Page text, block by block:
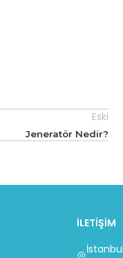
Eski
Jeneratör Nedir?
İLETİŞİM